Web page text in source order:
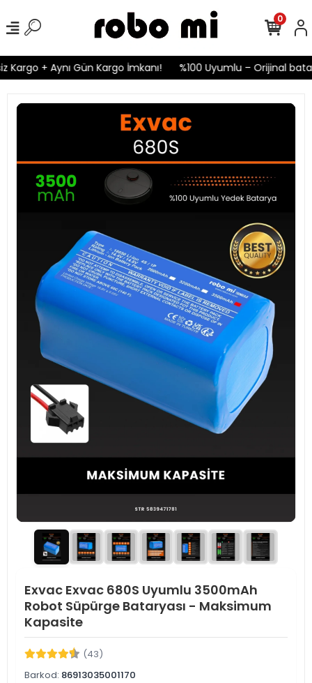
+ Aynı Gün Kargo İmkanı! %100 Uyumlu – Orijinal
0
Exvac Exvac 680S Uyumlu 3500mAh
Robot Süpürge Bataryası - Maksimum
Kapasite
(43)
Barkod: 86913035001170